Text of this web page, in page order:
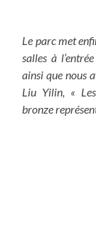
Le parc met
salles à
ainsi que nous
Liu Yilin, «
bronze